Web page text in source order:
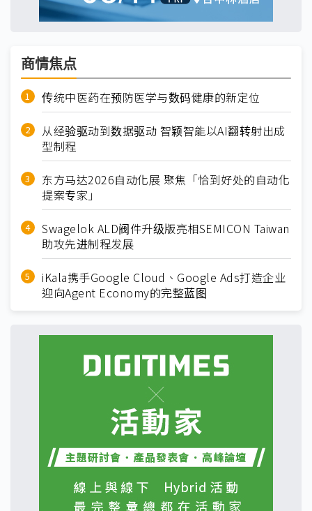
商情焦点
传统中医药在预防医学与数码健康的新定位
从经验驱动到数据驱动 智颖智能以AI翻转射出成
型制程
东方马达2026自动化展 聚焦「恰到好处的自动化
提案专家」
Swagelok ALD阀件升级版亮相SEMICON Taiwan
助攻先进制程发展
iKala携手Google Cloud、Google Ads打造企业
迎向Agent Economy的完整蓝图